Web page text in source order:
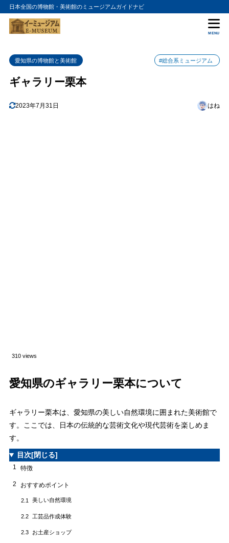
日本全国の博物館・美術館のミュージアムガイドナビ
MENU
愛知県の博物館と美術館 #総合系ミュージアム
ギャラリー栗本
2023年7月31日 はね
310 views
愛知県のギャラリー栗本について
ギャラリー栗本は、愛知県の美しい自然環境に囲まれた美術館で
す。ここでは、日本の伝統的な芸術文化や現代芸術を楽しめま
す。
目次[閉じる]
1 特徴
2 おすすめポイント
2.1 美しい自然環境
2.2 工芸品作成体験
2.3 お土産ショップ
目次
1 特徴
2.1 美しい自然環境
2.2 工芸品作成体験